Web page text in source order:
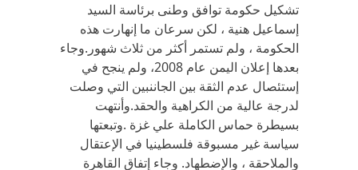
تشكيل حكومة توافق وطنى برئاسة السيد
إسماعيل هنية ، لكن سرعان ما إنهارت هذه
الحكومة ، ولم تستمر أكثر من ثلاث شهور.وجاء
بعدها إعلان اليمن عام 2008، ولم ينجح في
إستئصال عدم الثقة بين الجاننبين التي وصلت
لدرجة عالية من الكراهية والحقد.وأنتهت
بسيطرة حماس الكاملة علي غزة .وتبعتها
سياسة غير مسبوقة فلسطينيا في الإعتقال
والملاحقة ، والإضطهاد. وجاء إتفاق القاهرة